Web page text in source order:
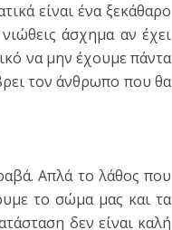
είναι ένα ξεκάθαρο
άσχημα αν έχει
να μην έχουμε πάντα
τον άνθρωπο που θα
Απλά το λάθος που
το σώμα μας και τα
δεν είναι καλή